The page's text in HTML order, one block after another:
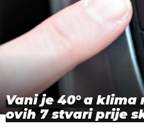
Vani je 40° a
ovih 7 stvari prije